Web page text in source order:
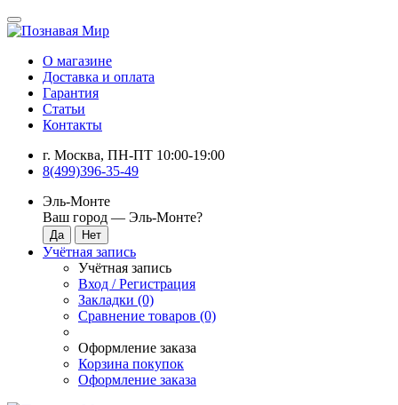
О магазине
Доставка и оплата
Гарантия
Статьи
Контакты
г. Москва, ПН-ПТ 10:00-19:00
8(499)396-35-49
Эль-Монте
Ваш город — Эль-Монте?
Учётная запись
Учётная запись
Вход / Регистрация
Закладки (0)
Сравнение товаров (0)
Оформление заказа
Корзина покупок
Оформление заказа